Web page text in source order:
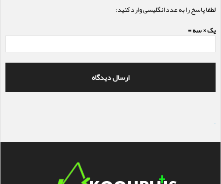
لطفا پاسخ را به عدد انگلیسی وارد کنید:
یک × سه =
سایت ساز